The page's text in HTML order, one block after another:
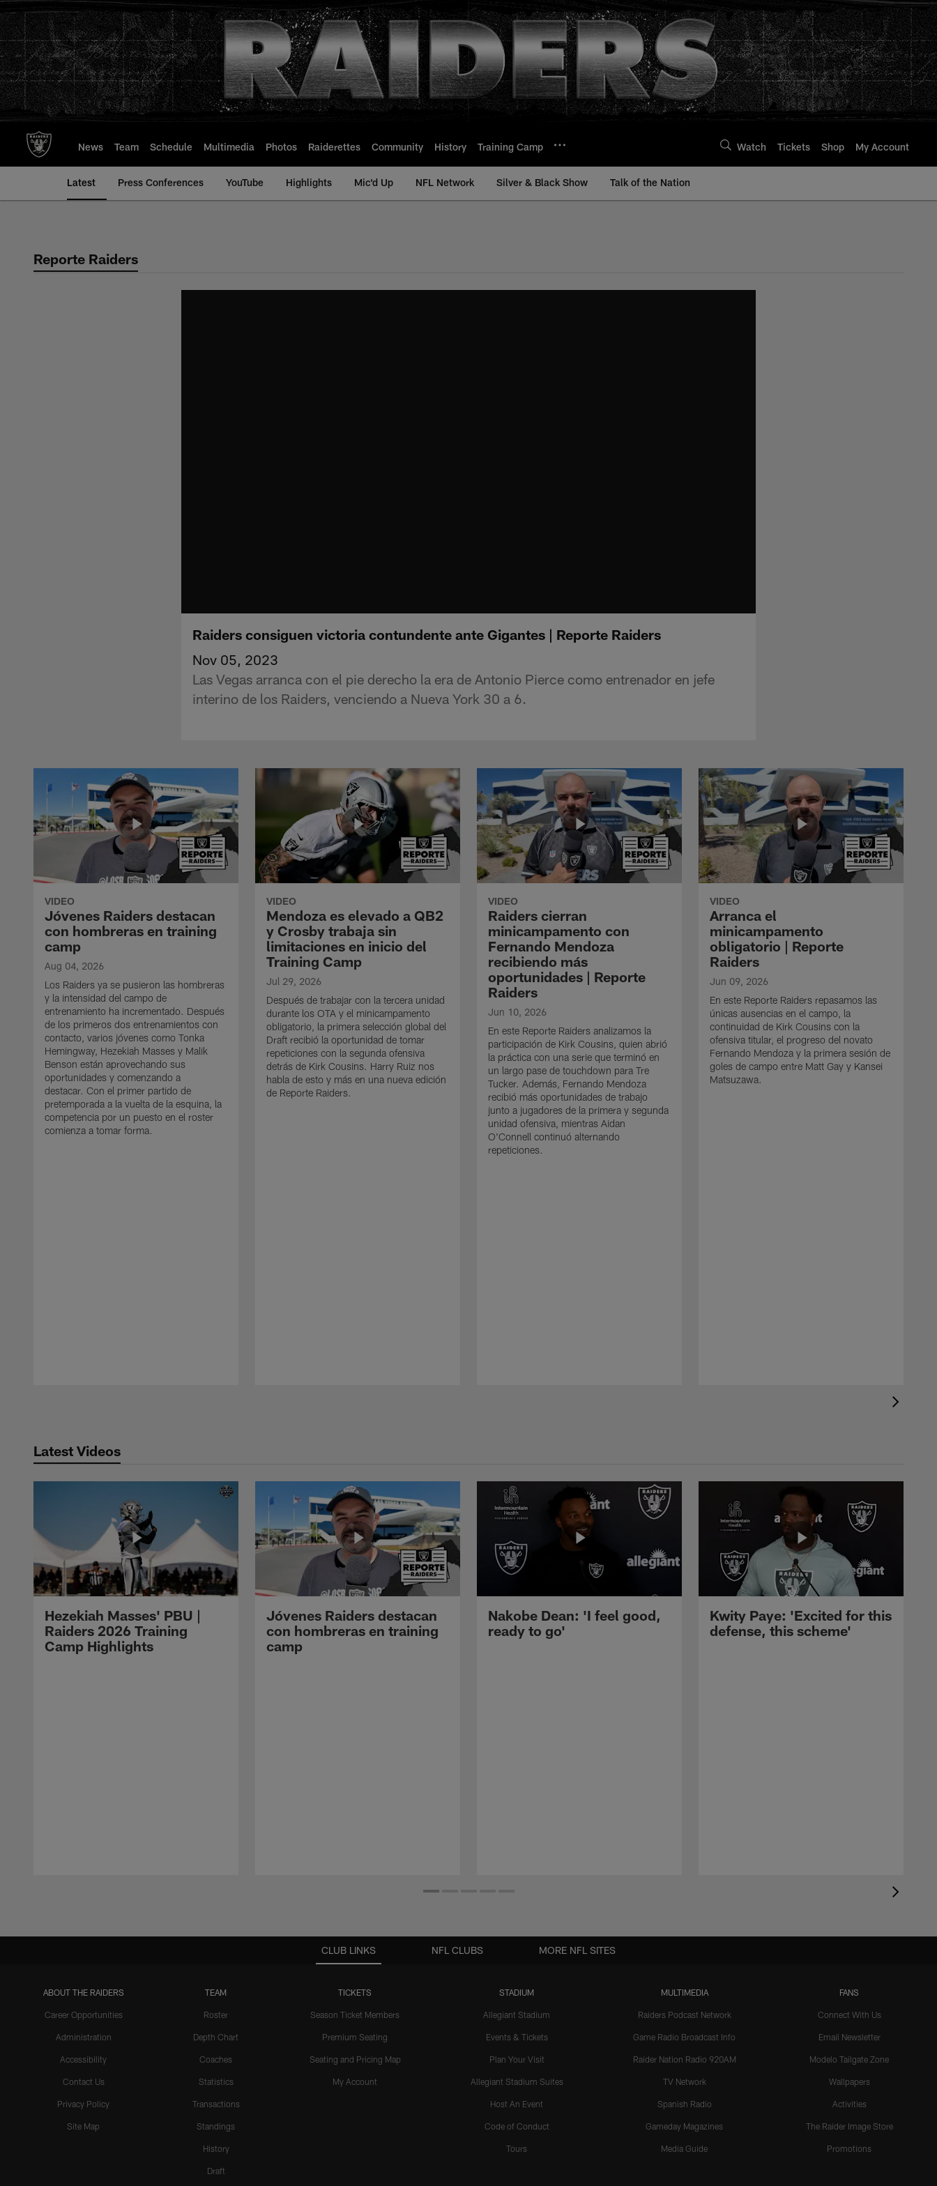
to
main
content
News Team Schedule Multimedia Photos Raiderettes Community History Training Camp Watch Tickets Shop My Account
Latest Press Conferences YouTube Highlights Mic'd Up NFL Network Silver & Black Show Talk of the Nation
Reporte Raiders
Raiders consiguen victoria contundente ante Gigantes | Reporte Raiders
Nov 05, 2023
Las Vegas arranca con el pie derecho la era de Antonio Pierce como entrenador en jefe
interino de los Raiders, venciendo a Nueva York 30 a 6.
VIDEO
Jóvenes Raiders destacan
con hombreras en training
camp
Aug 04, 2026
Los Raiders ya se pusieron las hombreras
y la intensidad del campo de
entrenamiento ha incrementado. Después
de los primeros dos entrenamientos con
contacto, varios jóvenes como Tonka
Hemingway, Hezekiah Masses y Malik
Benson están aprovechando sus
oportunidades y comenzando a
destacar. Con el primer partido de
pretemporada a la vuelta de la esquina, la
competencia por un puesto en el roster
comienza a tomar forma.
VIDEO
Mendoza es elevado a QB2
y Crosby trabaja sin
limitaciones en inicio del
Training Camp
Jul 29, 2026
Después de trabajar con la tercera unidad
durante los OTA y el minicampamento
obligatorio, la primera selección global del
Draft recibió la oportunidad de tomar
repeticiones con la segunda ofensiva
detrás de Kirk Cousins. Harry Ruiz nos
habla de esto y más en una nueva edición
de Reporte Raiders.
VIDEO
Raiders cierran
minicampamento con
Fernando Mendoza
recibiendo más
oportunidades | Reporte
Raiders
Jun 10, 2026
En este Reporte Raiders analizamos la
participación de Kirk Cousins, quien abrió
la práctica con una serie que terminó en
un largo pase de touchdown para Tre
Tucker. Además, Fernando Mendoza
recibió más oportunidades de trabajo
junto a jugadores de la primera y segunda
unidad ofensiva, mientras Aidan
O'Connell continuó alternando
repeticiones.
VIDEO
Arranca el
minicampamento
obligatorio | Reporte
Raiders
Jun 09, 2026
En este Reporte Raiders repasamos las
únicas ausencias en el campo, la
continuidad de Kirk Cousins con la
ofensiva titular, el progreso del novato
Fernando Mendoza y la primera sesión de
goles de campo entre Matt Gay y Kansei
Matsuzawa.
Latest Videos
Hezekiah Masses' PBU |
Raiders 2026 Training
Camp Highlights
Jóvenes Raiders destacan
con hombreras en training
camp
Nakobe Dean: 'I feel good,
ready to go'
Kwity Paye: 'Excited for this
defense, this scheme'
CLUB LINKS
ABOUT THE RAIDERS
Career Opportunities
Administration
Accessibility
Contact Us
Privacy Policy
Site Map
TEAM
Roster
Depth Chart
Coaches
Statistics
Transactions
Standings
History
Draft
TICKETS
Season Ticket Members
Premium Seating
Seating and Pricing Map
My Account
STADIUM
Allegiant Stadium
Events & Tickets
Plan Your Visit
Allegiant Stadium Suites
Host An Event
Code of Conduct
Tours
MULTIMEDIA
Raiders Podcast Network
Game Radio Broadcast Info
Raider Nation Radio 920AM
TV Network
Spanish Radio
Gameday Magazines
Media Guide
FANS
Connect With Us
Email Newsletter
Modelo Tailgate Zone
Wallpapers
Activities
The Raider Image Store
Promotions
NFL CLUBS MORE NFL SITES